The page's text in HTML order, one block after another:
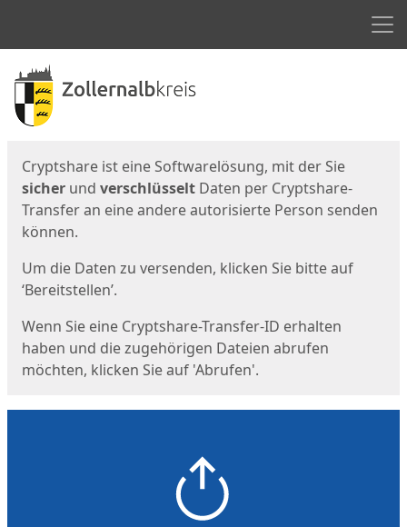
Start
Cryptshare ist eine Softwarelösung, mit der Sie
sicher und verschlüsselt Daten per Cryptshare-
Transfer an eine andere autorisierte Person senden
können.
Um die Daten zu versenden, klicken Sie bitte auf
‘Bereitstellen’.
Wenn Sie eine Cryptshare-Transfer-ID erhalten
haben und die zugehörigen Dateien abrufen
möchten, klicken Sie auf 'Abrufen'.